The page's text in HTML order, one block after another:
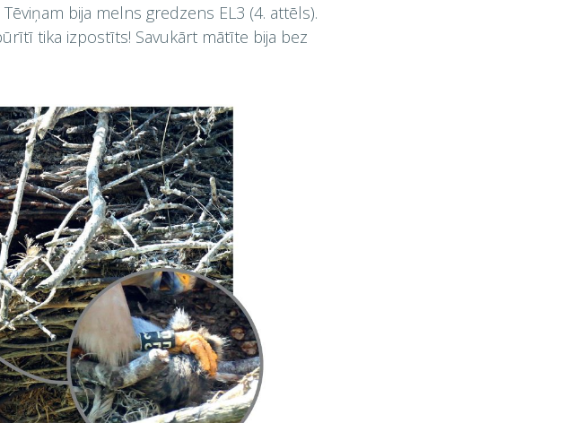
bija melns gredzens EL3 (4. attēls).
tika izpostīts! Savukārt mātīte bija bez